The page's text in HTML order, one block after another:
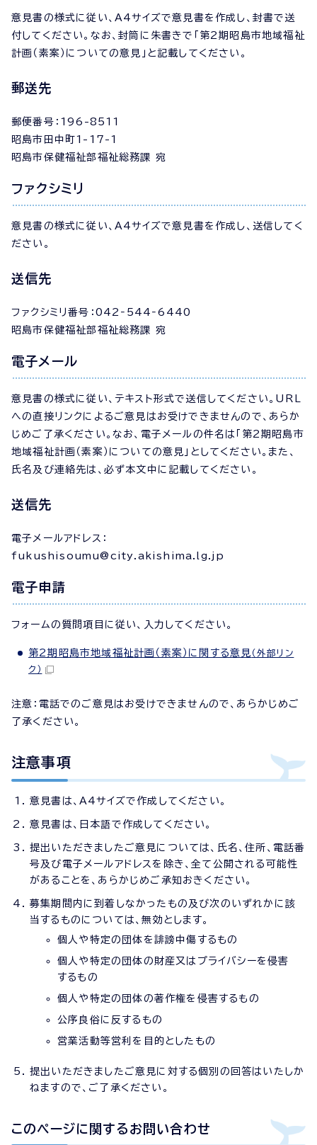
意見書の様式に従い、A4サイズで意見書を作成し、封書で送
付してください。なお、封筒に朱書きで「第2期昭島市地域福祉
計画（素案）についての意見」と記載してください。
郵送先
郵便番号：196-8511
昭島市田中町1-17-1
昭島市保健福祉部福祉総務課 宛
ファクシミリ
意見書の様式に従い、A4サイズで意見書を作成し、送信してく
ださい。
送信先
ファクシミリ番号：042‐544‐6440
昭島市保健福祉部福祉総務課 宛
電子メール
意見書の様式に従い、テキスト形式で送信してください。URL
への直接リンクによるご意見はお受けできませんので、あらか
じめご了承ください。なお、電子メールの件名は「第2期昭島市
地域福祉計画（素案）についての意見」としてください。また、
氏名及び連絡先は、必ず本文中に記載してください。
送信先
電子メールアドレス：
fukushisoumu@city.akishima.lg.jp
電子申請
フォームの質問項目に従い、入力してください。
第2期昭島市地域福祉計画（素案）に関する意見 （外部リン
ク）
注意：電話でのご意見はお受けできませんので、あらかじめご
了承ください。
注意事項
意見書は、A4サイズで作成してください。
意見書は、日本語で作成してください。
提出いただきましたご意見については、氏名、住所、電話番
号及び電子メールアドレスを除き、全て公開される可能性
があることを、あらかじめご承知おきください。
募集期間内に到着しなかったもの及び次のいずれかに該
当するものについては、無効とします。
個人や特定の団体を誹謗中傷するもの
個人や特定の団体の財産又はプライバシーを侵害
するもの
個人や特定の団体の著作権を侵害するもの
公序良俗に反するもの
営業活動等営利を目的としたもの
提出いただきましたご意見に対する個別の回答はいたしか
ねますので、ご了承ください。
このページに関する お問い合わせ